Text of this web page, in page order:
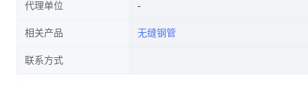
代理单位
相关产品 无缝钢管
联系方式